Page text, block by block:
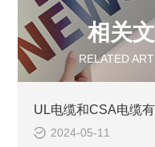
相关
RELATED
UL电缆和CSA电缆
2024-05-11